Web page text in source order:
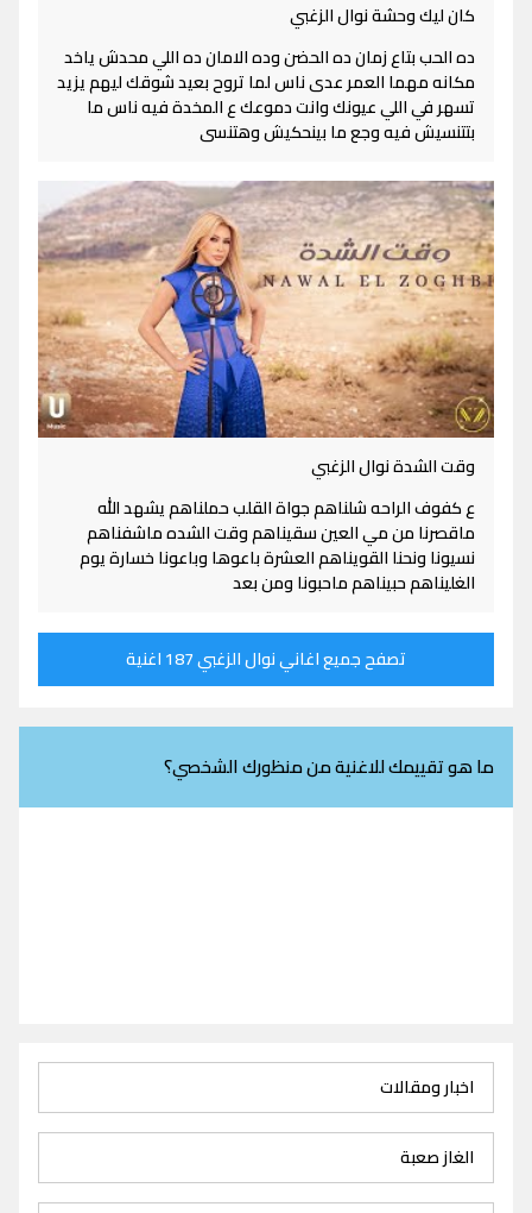
كان ليك وحشة نوال الزغبي
ده الحب بتاع زمان ده الحضن وده الامان ده اللي محدش ياخد
مكانه مهما العمر عدى ناس لما تروح بعيد شوقك ليهم يزيد
تسهر في اللي عيونك وانت دموعك ع المخدة فيه ناس ما
بتتنسيش فيه وجع ما بينحكيش وهتنسى
وقت الشدة نوال الزغبي
ع كفوف الراحه شلناهم جواة القلب حملناهم يشهد الله
ماقصرنا من مي العين سقيناهم وقت الشده ماشفناهم
نسيونا ونحنا القويناهم العشرة باعوها وباعونا خسارة يوم
الغليناهم حبيناهم ماحبونا ومن بعد
تصفح جميع اغاني نوال الزغبي 187 اغنية
ما هو تقييمك للاغنية من منظورك الشخصي؟
اخبار ومقالات
الغاز صعبة